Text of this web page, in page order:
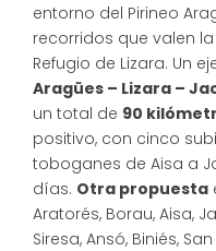
entorno del Pirineo
recorridos que valen
Refugio de Lizara. Un
Aragües – Lizara –
un total de 90
positivo, con cinco
toboganes de Aisa a
días. Otra propuesta
Aratorés, Borau, Aisa,
Siresa, Ansó, Biniés,